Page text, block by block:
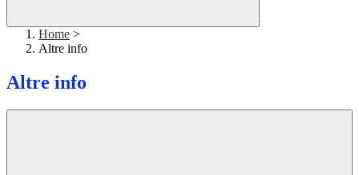
Home >
Altre info
Altre info